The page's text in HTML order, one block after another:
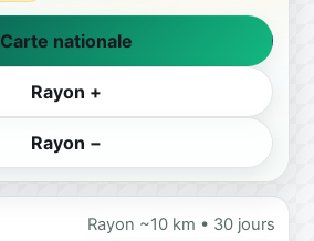
Carte nationale
Rayon +
Rayon −
Rayon ~10 km • 30 jours